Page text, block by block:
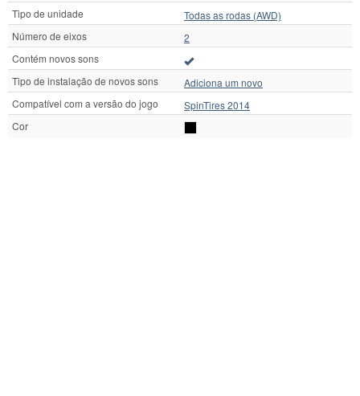
Tipo de unidade
Todas as rodas (AWD)
Número de eixos
2
Contém novos sons
Tipo de instalação de novos sons
Adiciona um novo
Compatível com a versão do jogo
SpinTires 2014
Cor